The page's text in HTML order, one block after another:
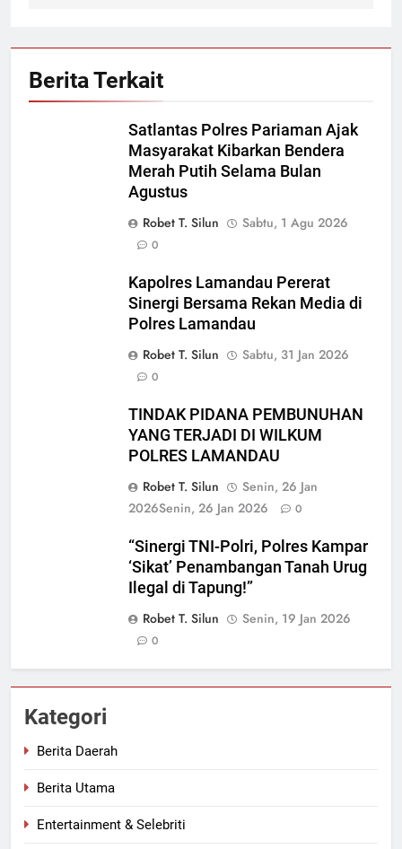
Berita Terkait
Satlantas Polres Pariaman Ajak
Masyarakat Kibarkan Bendera
Merah Putih Selama Bulan
Agustus
Robet T. Silun
Sabtu, 1 Agu 2026
0
Kapolres Lamandau Pererat
Sinergi Bersama Rekan Media di
Polres Lamandau
Robet T. Silun
Sabtu, 31 Jan 2026
0
TINDAK PIDANA PEMBUNUHAN
YANG TERJADI DI WILKUM
POLRES LAMANDAU
Robet T. Silun
Senin, 26 Jan
2026Senin, 26 Jan 2026 0
“Sinergi TNI-Polri, Polres Kampar
‘Sikat’ Penambangan Tanah Urug
Ilegal di Tapung!”
Robet T. Silun
Senin, 19 Jan 2026
0
Kategori
Berita Daerah
Berita Utama
Entertainment & Selebriti